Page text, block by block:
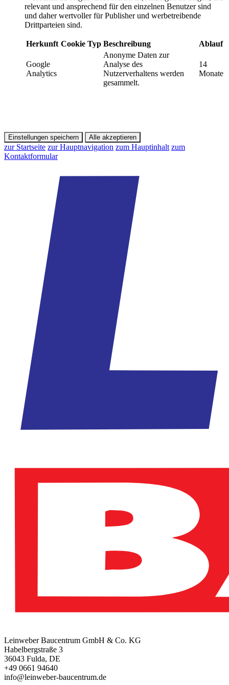
relevant und ansprechend für den einzelnen Benutzer sind
und daher wertvoller für Publisher und werbetreibende
Drittparteien sind.
Herkunft Cookie Typ Beschreibung Ablauf
Google
Analytics
Anonyme Daten zur
Analyse des
Nutzerverhaltens werden
gesammelt.
14
Monate
Einstellungen speichern Alle akzeptieren
zur Startseite zur Hauptnavigation zum Hauptinhalt zum
Kontaktformular
Leinweber Baucentrum GmbH & Co. KG
Habelbergstraße 3
36043 Fulda, DE
+49 0661 94640
info@leinweber-baucentrum.de